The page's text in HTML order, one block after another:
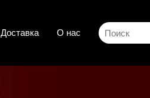
Доставка О нас